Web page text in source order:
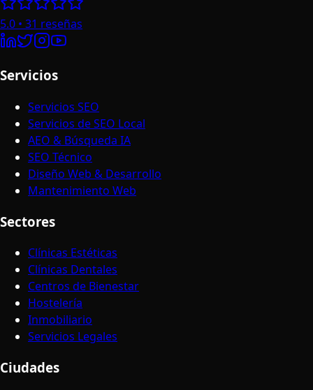
5.0 • 31 reseñas
Servicios
Servicios SEO
Servicios de SEO Local
AEO & Búsqueda IA
SEO Técnico
Diseño Web & Desarrollo
Mantenimiento Web
Sectores
Clínicas Estéticas
Clínicas Dentales
Centros de Bienestar
Hostelería
Inmobiliario
Servicios Legales
Ciudades